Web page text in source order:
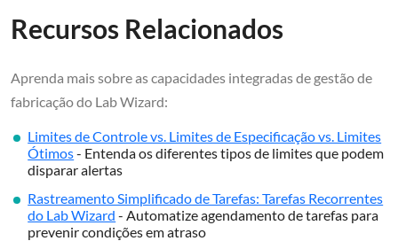
Recursos Relacionados
Aprenda mais sobre as capacidades integradas de gestão de
fabricação do Lab Wizard:
Limites de Controle vs. Limites de Especificação vs. Limites
Ótimos- Entenda os diferentes tipos de limites que podem
disparar alertas
Rastreamento Simplificado de Tarefas: Tarefas Recorrentes
do Lab Wizard - Automatize agendamento de tarefas para
prevenir condições em atraso